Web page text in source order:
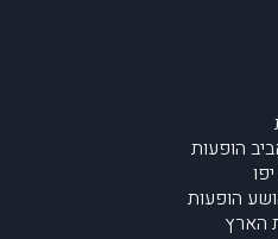
הופעות
הופעות
הארץ